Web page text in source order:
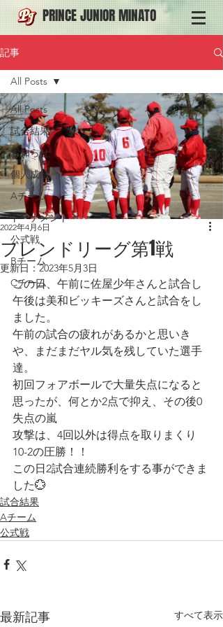
PRINCE JUNIOR MINATO
記事
All Posts
試合結果
お知らせ
個人成績
Aチーム
トーナメント
公式戦
Bチーム
Cチーム
All Posts
フレンドリーグ第1戦
2022年4月6日
更新日：2023年5月3日
この日、午前に佐屋少年さんと試合し
午後は美和ビッキーズさんと試合をし
ました。
午前の試合の疲れがあるかと思いき
や、まだまだヤル気を残していた選手
達。
初回フォアボールで大量失点になると
思ったが、何とか2点で抑え、その後0
失点の嵐
攻撃は、4回以外は得点を取りまくり
10-2の圧勝！！
この日2試合連続勝利をする事ができま
した💮
試合結果
Aチーム
公式戦
最新記事 すべて表示